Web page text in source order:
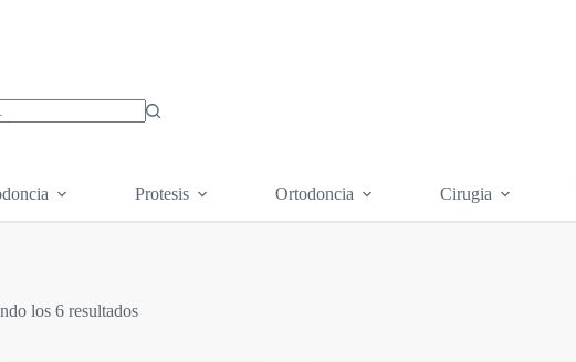
Protesis Ortodoncia Cirugia
los 6 resultados